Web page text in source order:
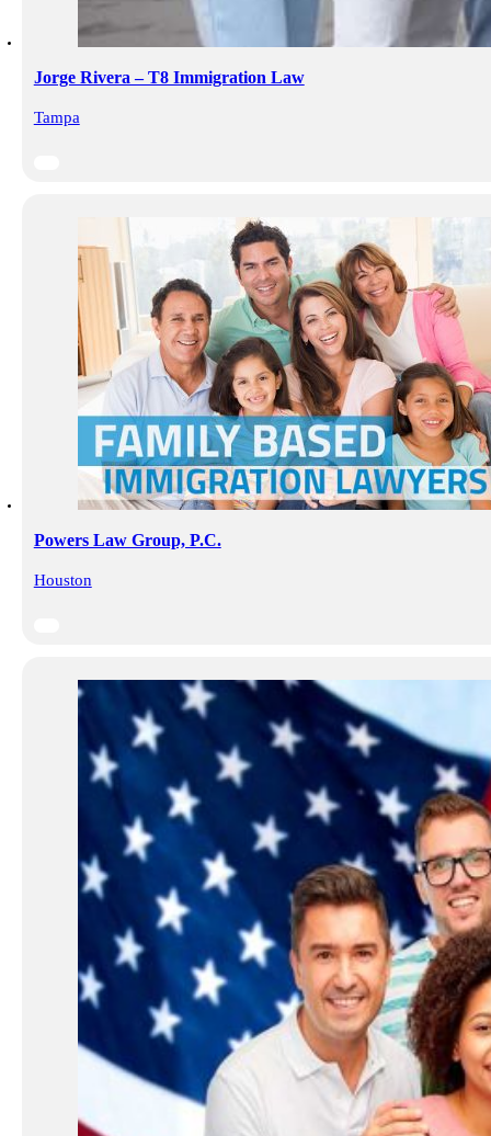
Jorge Rivera – T8 Immigration Law
Tampa
Powers Law Group, P.C.
Houston